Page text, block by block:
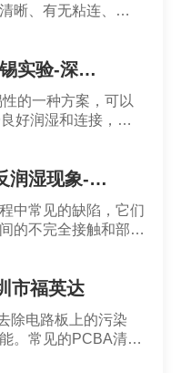
晰、有无粘连、
PCB焊锡性检验方法-印锡实验-深圳市福英达
的一种方案，可以
好润湿和连接，它
焊接过程中的不润湿与反润湿现象-福英达锡膏
中常见的缺陷，它们
的不完全接触和部分
市福英达
除电路板上的污染
。常见的PCBA清洗